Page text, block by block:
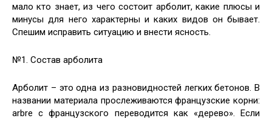
мало кто знает, из чего состоит арболит, какие плюсы и
минусы для него характерны и каких видов он бывает.
Спешим исправить ситуацию и внести ясность.
№1. Состав арболита
Арболит – это одна из разновидностей легких бетонов. В
названии материала прослеживаются французские корни:
arbre c французского переводится как «дерево». Если